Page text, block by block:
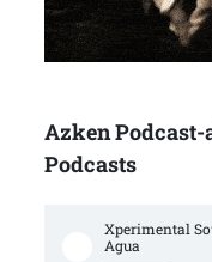
Azken
Podcasts
Xperimental
Agua